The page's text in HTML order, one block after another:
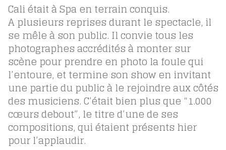
Cali était à Spa en terrain conquis.
A plusieurs reprises durant le spectacle, il
se mêle à son public. Il convie tous les
photographes accrédités à monter sur
scène pour prendre en photo la foule qui
l’entoure, et termine son show en invitant
une partie du public à le rejoindre aux côtés
des musiciens. C’était bien plus que “1.000
cœurs debout”, le titre d’une de ses
compositions, qui étaient présents hier
pour l’applaudir.